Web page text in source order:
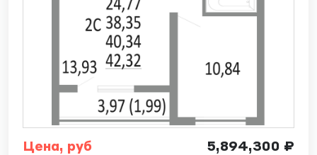
Цена, руб
5,894,300 ₽